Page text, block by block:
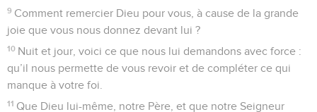
9 Comment remercier Dieu pour vous, à cause de la grande
joie que vous nous donnez devant lui ?
10 Nuit et jour, voici ce que nous lui demandons avec force :
qu’il nous permette de vous revoir et de compléter ce qui
manque à votre foi.
11 Que Dieu lui-même, notre Père, et que notre Seigneur